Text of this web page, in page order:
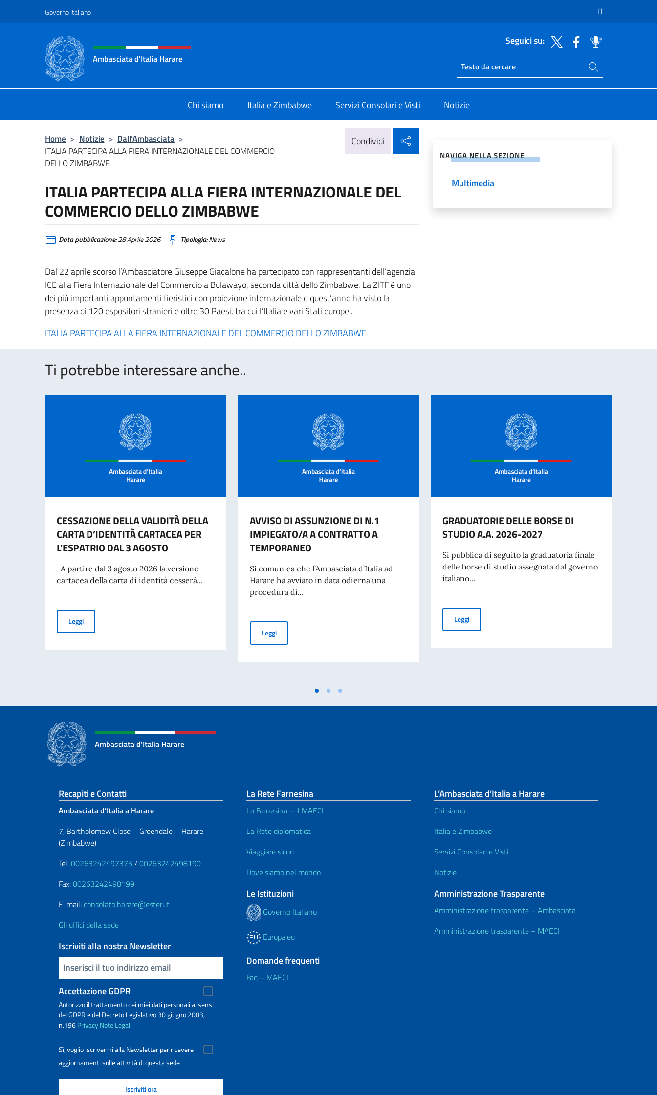
Governo Italiano IT
Intestazione sito, social e menù
Ambasciata d'Italia Harare
Seguici su:
Ricerca sito live
Cerca nel sito
Chi siamo Italia e Zimbabwe Servizi Consolari e Visti Notizie
Home > Notizie > Dall’Ambasciata >
ITALIA PARTECIPA ALLA FIERA INTERNAZIONALE DEL COMMERCIO
DELLO ZIMBABWE
Condividi
ITALIA PARTECIPA ALLA FIERA INTERNAZIONALE DEL
COMMERCIO DELLO ZIMBABWE
Data pubblicazione:28 Aprile 2026 Tipologia:News
Dal 22 aprile scorso l’Ambasciatore Giuseppe Giacalone ha partecipato con rappresentanti dell’agenzia
ICE alla Fiera Internazionale del Commercio a Bulawayo, seconda città dello Zimbabwe. La ZITF è uno
dei più importanti appuntamenti fieristici con proiezione internazionale e quest’anno ha visto la
presenza di 120 espositori stranieri e oltre 30 Paesi, tra cui l’Italia e vari Stati europei.
ITALIA PARTECIPA ALLA FIERA INTERNAZIONALE DEL COMMERCIO DELLO ZIMBABWE
NAVIGA NELLA SEZIONE
Multimedia
Ti potrebbe interessare anche..
CESSAZIONE DELLA VALIDITÀ DELLA
CARTA D’IDENTITÀ CARTACEA PER
L’ESPATRIO DAL 3 AGOSTO
A partire dal 3 agosto 2026 la versione
cartacea della carta di identità cesserà...
LeggiCESSAZIONE DELLA VALIDITÀ DELLA CARTA D’IDENTITÀ CARTACEA PER L’ESPATRIO DAL 3 AGOSTO
AVVISO DI ASSUNZIONE DI N.1
IMPIEGATO/A A CONTRATTO A
TEMPORANEO
Si comunica che l’Ambasciata d’Italia ad
Harare ha avviato in data odierna una
procedura di...
LeggiAVVISO DI ASSUNZIONE DI N.1 IMPIEGATO/A A CONTRATTO A TEMPORANEO
GRADUATORIE DELLE BORSE DI
STUDIO A.A. 2026-2027
Si pubblica di seguito la graduatoria finale
delle borse di studio assegnata dal governo
italiano...
LeggiGRADUATORIE DELLE BORSE DI STUDIO A.A. 2026-2027
Ambasciata d'Italia Harare
Sezione footer
Recapiti e Contatti
Ambasciata d’Italia a Harare
7, Bartholomew Close – Greendale – Harare
(Zimbabwe)
Tel:00263242497373 /00263242498190
Fax:00263242498199
E-mail: consolato.harare@esteri.it
Gli uffici della sede
Iscriviti alla nostra Newsletter
Inserisci la tua email
Accettazione GDPR
Autorizzo il trattamento dei miei dati personali ai sensi
del GDPR e del Decreto Legislativo 30 giugno 2003,
n.196PrivacyNote Legali
Sì, voglio iscrivermi alla Newsletter per ricevere
aggiornamenti sulle attività di questa sede
La Rete Farnesina
La Farnesina – il MAECI
La Rete diplomatica
Viaggiare sicuri
Dove siamo nel mondo
Le Istituzioni
Governo Italiano
Europa.eu
Domande frequenti
Faq – MAECI
L’Ambasciata d’Italia a Harare
Chi siamo
Italia e Zimbabwe
Servizi Consolari e Visti
Notizie
Amministrazione Trasparente
Amministrazione trasparente – Ambasciata
Amministrazione trasparente – MAECI